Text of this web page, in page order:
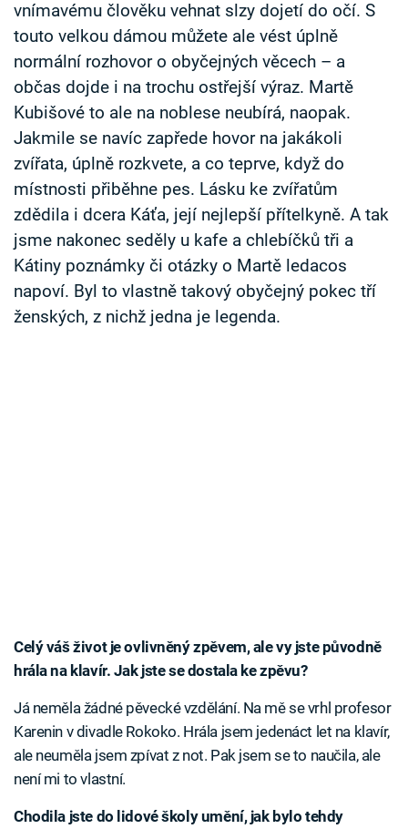
vnímavému člověku vehnat slzy dojetí do očí. S
touto velkou dámou můžete ale vést úplně
normální rozhovor o obyčejných věcech – a
občas dojde i na trochu ostřejší výraz. Martě
Kubišové to ale na noblese neubírá, naopak.
Jakmile se navíc zapřede hovor na jakákoli
zvířata, úplně rozkvete, a co teprve, když do
místnosti přiběhne pes. Lásku ke zvířatům
zdědila i dcera Káťa, její nejlepší přítelkyně. A tak
jsme nakonec seděly u kafe a chlebíčků tři a
Kátiny poznámky či otázky o Martě ledacos
napoví. Byl to vlastně takový obyčejný pokec tří
ženských, z nichž jedna je legenda.
Celý váš život je ovlivněný zpěvem, ale vy jste původně
hrála na klavír. Jak jste se dostala ke zpěvu?
Já neměla žádné pěvecké vzdělání. Na mě se vrhl profesor
Karenin v divadle Rokoko. Hrála jsem jedenáct let na klavír,
ale neuměla jsem zpívat z not. Pak jsem se to naučila, ale
není mi to vlastní.
Chodila jste do lidové školy umění, jak bylo tehdy